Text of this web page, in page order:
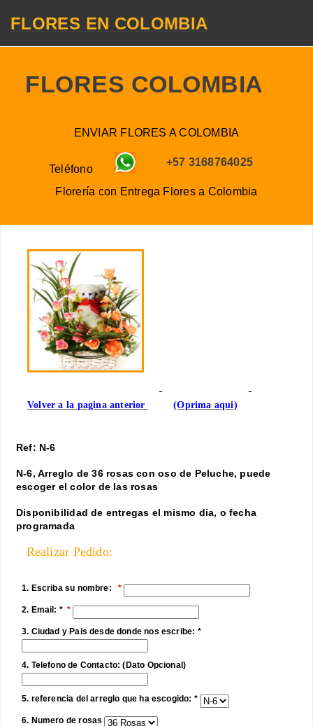
FLORES EN COLOMBIA
FLORES COLOMBIA
ENVIAR FLORES A COLOMBIA
Teléfono
+57 3168764025
Florería con Entrega Flores a Colombia
Volver a la pagina anterior (Oprima aqui)
Ref: N-6
N-6, Arreglo de 36 rosas con oso de Peluche, puede
escoger el color de las rosas
Disponibilidad de entregas el mismo dia, o fecha
programada
Realizar Pedido:
1. Escriba su nombre:
2. Email: *
3. Ciudad y Pais desde donde nos escribe: *
4. Telefono de Contacto: (Dato Opcional)
5. referencia del arreglo que ha escogido: *
6. Numero de rosas